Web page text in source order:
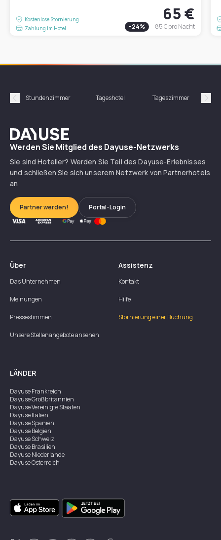
Kostenlose Stornierung
Zahlung im Hotel
65 €
-24% 85 €pro Nacht
Précédent
Stundenzimmer Tageshotel Tageszimmer
Dayuse
Werden Sie Mitglied des Dayuse-Netzwerks
Sie sind Hotelier? Werden Sie Teil des Dayuse-Erlebnisses
und schließen Sie sich unserem Netzwerk von Partnerhotels
an
Partner werden! Portal-Login
Über
Das Unternehmen
Meinungen
Pressestimmen
Unsere Stellenangebote ansehen
Assistenz
Kontakt
Hilfe
Stornierung einer Buchung
LÄNDER
DayuseFrankreich
DayuseGroßbritannien
DayuseVereinigte Staaten
DayuseItalien
DayuseSpanien
DayuseBelgien
DayuseSchweiz
DayuseBrasilien
DayuseNiederlande
DayuseÖsterreich
DayuseSingapur
DayuseZweden
DayuseThailand